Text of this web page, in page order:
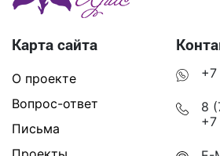
Карта сайта
О проекте
Вопрос-ответ
Письма
8
+7